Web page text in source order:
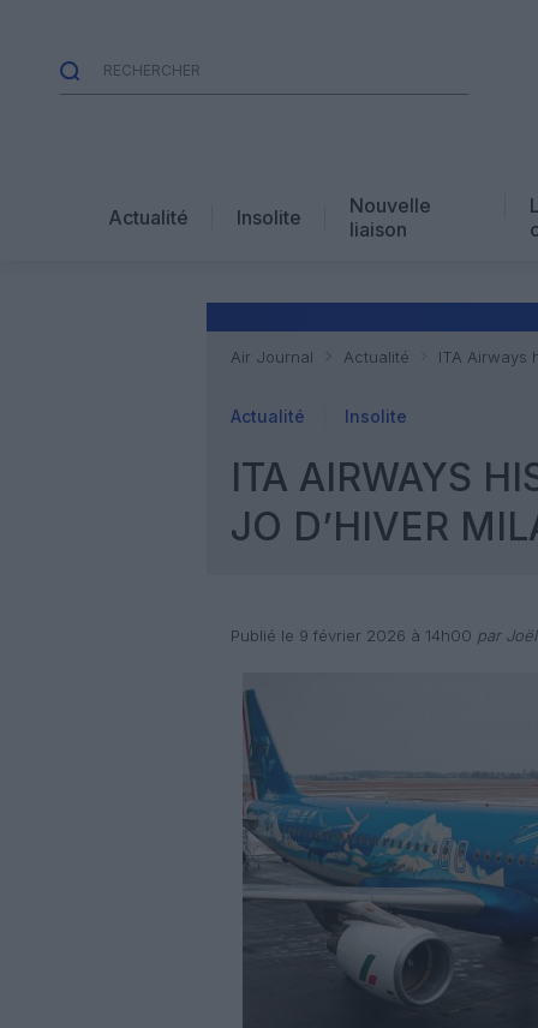
Actualité Insolite
Nouvelle
liaison
Air Journal Actualité ITA Airways
Actualité Insolite
ITA AIRWAYS
JO D’HIVER
Publié le 9 février 2026 à 14h00 par